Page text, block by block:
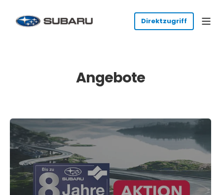
Angebote